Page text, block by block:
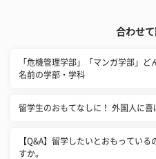
合わせ
「危機管理学部」「マンガ学部」
名前の学部・学科
留学生のおもてなしに！ 外国人に
【Q&A】留学したいとおもってい
すか。